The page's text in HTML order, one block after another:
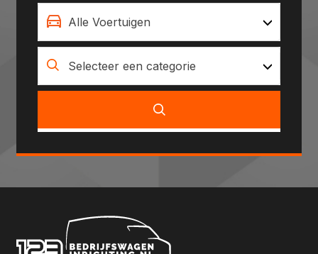
Alle Voertuigen
Selecteer een categorie